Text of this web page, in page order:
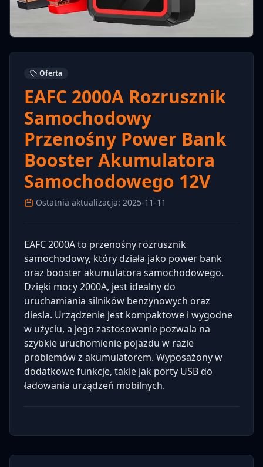
Oferta
EAFC 2000A Rozrusznik
Samochodowy
Przenośny Power Bank
Booster Akumulatora
Samochodowego 12V
Ostatnia aktualizacja: 2025-11-11
EAFC 2000A to przenośny rozrusznik
samochodowy, który działa jako power bank
oraz booster akumulatora samochodowego.
Dzięki mocy 2000A, jest idealny do
uruchamiania silników benzynowych oraz
diesla. Urządzenie jest kompaktowe i wygodne
w użyciu, a jego zastosowanie pozwala na
szybkie uruchomienie pojazdu w razie
problemów z akumulatorem. Wyposażony w
dodatkowe funkcje, takie jak porty USB do
ładowania urządzeń mobilnych.